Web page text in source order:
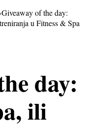
Giveaway of the day:
u Fitness & Spa
day:
ili